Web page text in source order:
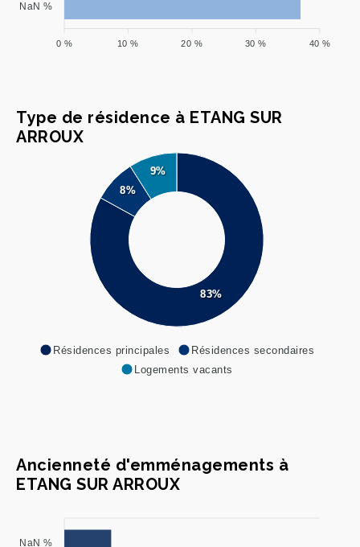
NaN %
40 %
30 %
20 %
10 %
0 %
Type de résidence à ETANG SUR
ARROUX
83%
8%
9%
Résidences principales
Résidences secondaires
Logements vacants
Ancienneté d'emménagements à
ETANG SUR ARROUX
NaN %